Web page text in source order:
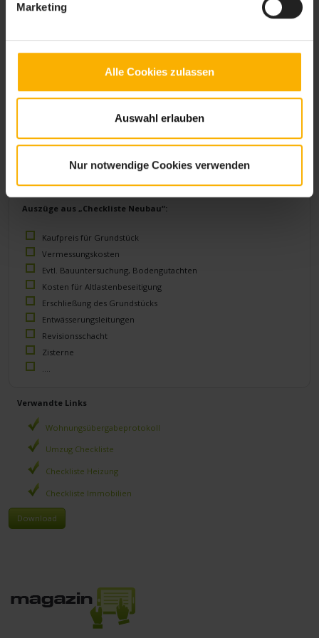
Marketing
Alle Cookies zulassen
Auswahl erlauben
Nur notwendige Cookies verwenden
Checkliste Neubau. Die Kosten für die Erschließung des Grundstücks können
Die Checkliste Neubau gilt somit schon weit vor dem eigentlichen Hausbau
vergisst man viele Kostenpunkte gerne – wie wichtig doch in solchen Fällen
Entwässerungsleitungen, der Revisionsschacht und die Zisterne. Diese
abgedeckt. Mit der Checkliste Neubau werden aber auch die Elemente beim
und kritische Punkte hin. So haben sehr viele Bauherren absolut positive
Auszüge aus „Checkliste Neubau“:
Kaufpreis für Grundstück
Vermessungskosten
Evtl. Bauuntersuchung, Bodengutachten
Kosten für Altlastenbeseitigung
Erschließung des Grundstücks
Entwässerungsleitungen
Revisionsschacht
Zisterne
Verwandte Links
Wohnungsübergabeprotokoll
Umzug Checkliste
Checkliste Heizung
Checkliste Immobilien
Download